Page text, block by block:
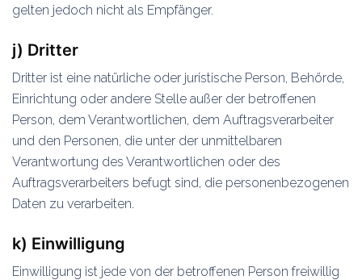
gelten jedoch nicht als Empfänger.
j) Dritter
Dritter ist eine natürliche oder juristische Person, Behörde,
Einrichtung oder andere Stelle außer der betroffenen
Person, dem Verantwortlichen, dem Auftragsverarbeiter
und den Personen, die unter der unmittelbaren
Verantwortung des Verantwortlichen oder des
Auftragsverarbeiters befugt sind, die personenbezogenen
Daten zu verarbeiten.
k) Einwilligung
Einwilligung ist jede von der betroffenen Person freiwillig